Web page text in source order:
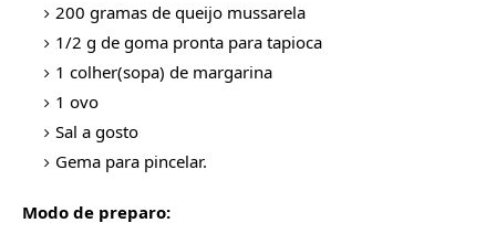
200 gramas de queijo mussarela
1/2 g de goma pronta para tapioca
1 colher(sopa) de margarina
1 ovo
Sal a gosto
Gema para pincelar.
Modo de preparo: